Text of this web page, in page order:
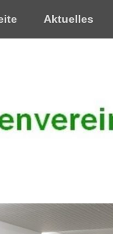
Aktuelles